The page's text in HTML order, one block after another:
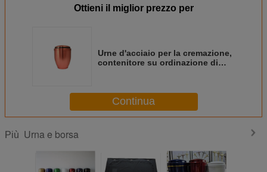
Ottieni il miglior prezzo per
Urne d'acciaio per la cremazione,
contenitore su ordinazione di
Continua
Più Urna e borsa